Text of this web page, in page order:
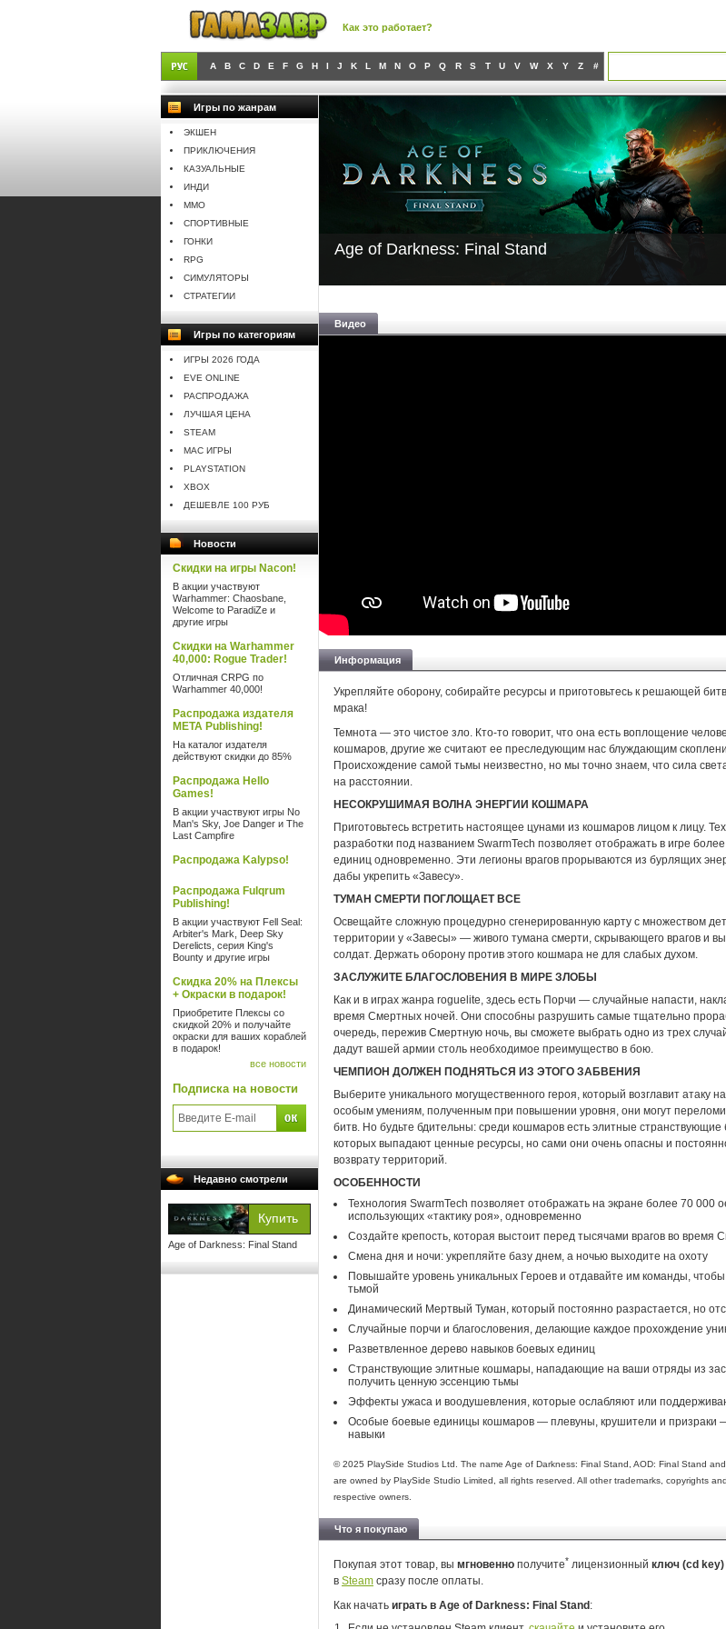
Как это работает?
A B C D E F G H I J K L M N O P Q R S T U V W X Y Z #
Игры по жанрам
ЭКШЕН
ПРИКЛЮЧЕНИЯ
КАЗУАЛЬНЫЕ
ИНДИ
MMO
СПОРТИВНЫЕ
ГОНКИ
RPG
СИМУЛЯТОРЫ
СТРАТЕГИИ
Игры по категориям
ИГРЫ 2026 ГОДА
EVE ONLINE
РАСПРОДАЖА
ЛУЧШАЯ ЦЕНА
STEAM
MAC ИГРЫ
PLAYSTATION
XBOX
ДЕШЕВЛЕ 100 РУБ
Новости
Скидки на игры Nacon!
В акции участвуют
Warhammer: Chaosbane,
Welcome to ParadiZe и
другие игры
Скидки на Warhammer
40,000: Rogue Trader!
Отличная CRPG по
Warhammer 40,000!
Распродажа издателя
META Publishing!
На каталог издателя
действуют скидки до 85%
Распродажа Hello
Games!
В акции участвуют игры No
Man's Sky, Joe Danger и The
Last Campfire
Распродажа Kalypso!
Распродажа Fulqrum
Publishing!
В акции участвуют Fell Seal:
Arbiter's Mark, Deep Sky
Derelicts, серия King's
Bounty и другие игры
Скидка 20% на Плексы
+ Окраски в подарок!
Приобретите Плексы со
скидкой 20% и получайте
окраски для ваших кораблей
в подарок!
все новости
Подписка на новости
Недавно смотрели
Age of Darkness: Final Stand
Age of Darkness: Final Stand
Видео
Информация
Укрепляйте оборону, собирайте ресурсы и приготовьтесь к решающей
мрака!
Темнота — это чистое зло. Кто-то говорит, что она есть воплощение
кошмаров, другие же считают ее преследующим нас блуждающим
Происхождение самой тьмы неизвестно, но мы точно знаем, что сила
на расстоянии.
НЕСОКРУШИМАЯ ВОЛНА ЭНЕРГИИ КОШМАРА
Приготовьтесь встретить настоящее цунами из кошмаров лицом к лицу.
разработки под названием SwarmTech позволяет отображать в игре
единиц одновременно. Эти легионы врагов прорываются из бурлящих
дабы укрепить «Завесу».
ТУМАН СМЕРТИ ПОГЛОЩАЕТ ВСЕ
Освещайте сложную процедурно сгенерированную карту с множеством
территории у «Завесы» — живого тумана смерти, скрывающего врагов и
солдат. Держать оборону против этого кошмара не для слабых духом.
ЗАСЛУЖИТЕ БЛАГОСЛОВЕНИЯ В МИРЕ ЗЛОБЫ
Как и в играх жанра roguelite, здесь есть Порчи — случайные напасти,
время Смертных ночей. Они способны разрушить самые тщательно
очередь, пережив Смертную ночь, вы сможете выбрать одно из трех
дадут вашей армии столь необходимое преимущество в бою.
ЧЕМПИОН ДОЛЖЕН ПОДНЯТЬСЯ ИЗ ЭТОГО ЗАБВЕНИЯ
Выберите уникального могущественного героя, который возглавит атаку
особым умениям, полученным при повышении уровня, они могут
битв. Но будьте бдительны: среди кошмаров есть элитные странствующие
которых выпадают ценные ресурсы, но сами они очень опасны и
возврату территорий.
ОСОБЕННОСТИ
Технология SwarmTech позволяет отображать на экране более 70 000
использующих «тактику роя», одновременно
Создайте крепость, которая выстоит перед тысячами врагов во время
Смена дня и ночи: укрепляйте базу днем, а ночью выходите на охоту
Повышайте уровень уникальных Героев и отдавайте им команды,
тьмой
Динамический Мертвый Туман, который постоянно разрастается, но
Случайные порчи и благословения, делающие каждое прохождение
Разветвленное дерево навыков боевых единиц
Странствующие элитные кошмары, нападающие на ваши отряды из
получить ценную эссенцию тьмы
Эффекты ужаса и воодушевления, которые ослабляют или
Особые боевые единицы кошмаров — плевуны, крушители и призраки
навыки
© 2025 PlaySide Studios Ltd. The name Age of Darkness: Final Stand, AOD: Final Stand
are owned by PlaySide Studio Limited, all rights reserved. All other trademarks, copyrights
respective owners.
Что я покупаю
Покупая этот товар, вы мгновенно получите* лицензионный ключ (cd key)
в Steam сразу после оплаты.
Как начать играть в Age of Darkness: Final Stand :